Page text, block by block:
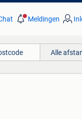
Meldingen
Alle